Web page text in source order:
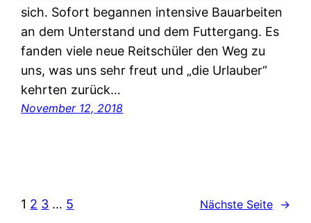
sich. Sofort begannen intensive Bauarbeiten
an dem Unterstand und dem Futtergang. Es
fanden viele neue Reitschüler den Weg zu
uns, was uns sehr freut und „die Urlauber“
kehrten zurück…
November 12, 2018
1 2 3 … 5 Nächste Seite →